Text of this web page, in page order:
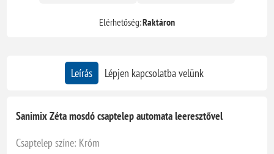
Elérhetőség:Raktáron
Leírás Lépjen kapcsolatba velünk
Sanimix Zéta mosdó csaptelep automata leeresztővel
Csaptelep színe: Króm